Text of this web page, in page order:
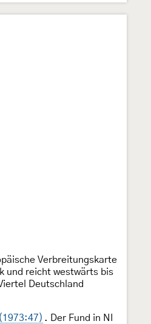
Verbreitungskarte
und reicht westwärts bis
Deutschland
. Der Fund in NI